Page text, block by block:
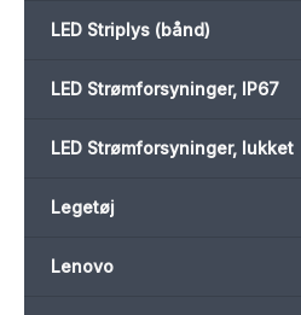
LED Striplys (bånd)
LED Strømforsyninger, IP67
LED Strømforsyninger, lukket
Legetøj
Lenovo